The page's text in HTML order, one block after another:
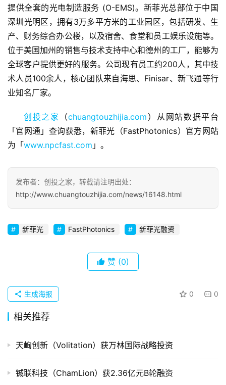
页
融
资
报
道
商
察
企
业
品
并
购
重
司
上
投稿
提供全套的光电制造服务 (O-EMS)。新菲光总部位于中国
深圳光明区，拥有3万多平方米的工业园区，包括研发、生
产、财务综合办公楼，以及宿舍、食堂和员工娱乐设施等。
位于美国加州的销售与技术支持中心和德州的工厂，能够为
全球客户提供更好的服务。公司现有员工约200人，其中技
术人员100余人，核心团队来自海思、Finisar、新飞通等行
业知名厂家。
创投之家 （chuangtouzhijia.com ）从网站数据平台
「官网通」查询获悉，新菲光（FastPhotonics）官方网站
为「www.npcfast.com 」。
发布者：创投之家，转载请注明出处：
http://www.chuangtouzhijia.com/news/16148.html
新菲光 FastPhotonics 新菲光融资
赞 (0)
0 0
生成海报
相关推荐
天峋创新（Volitation）获万林国际战略投资
铖联科技（ChamLion）获2.36亿元B轮融资